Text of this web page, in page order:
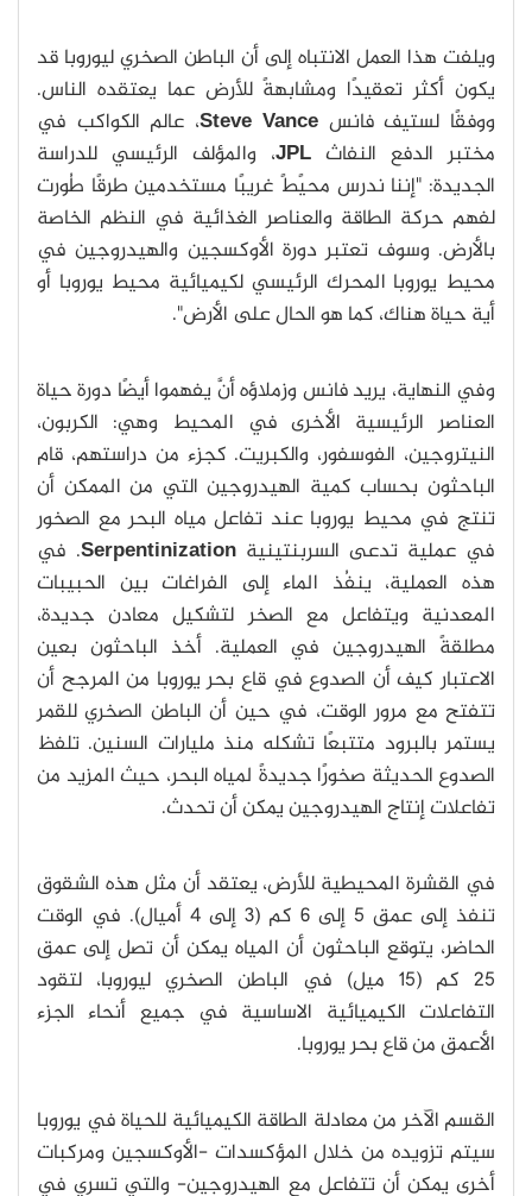
ويلفت هذا العمل الانتباه إلى أن الباطن الصخري ليوروبا قد
يكون أكثر تعقيدًا ومشابهةً للأرض عما يعتقده الناس.
ووفقًا لستيف فانسSteve Vance، عالم الكواكب في
مختبر الدفع النفاث JPL، والمؤلف الرئيسي للدراسة
الجديدة: "إننا ندرس محيًطً غريبًا مستخدمين طرقًا طُورت
لفهم حركة الطاقة والعناصر الغذائية في النظم الخاصة
بالأرض. وسوف تعتبر دورة الأوكسجين والهيدروجين في
محيط يوروبا المحرك الرئيسي لكيميائية محيط يوروبا أو
أية حياة هناك، كما هو الحال على الأرض".
وفي النهاية، يريد فانس وزملاؤه أنَّ يفهموا أيضًا دورة حياة
العناصر الرئيسية الأخرى في المحيط وهي: الكربون،
النيتروجين، الفوسفور، والكبريت. كجزء من دراستهم، قام
الباحثون بحساب كمية الهيدروجين التي من الممكن أن
تنتج في محيط يوروبا عند تفاعل مياه البحر مع الصخور
في عملية تدعى السربنتينية Serpentinization. في
هذه العملية، ينفُذ الماء إلى الفراغات بين الحبيبات
المعدنية ويتفاعل مع الصخر لتشكيل معادن جديدة،
مطلقةً الهيدروجين في العملية. أخذ الباحثون بعين
الاعتبار كيف أن الصدوع في قاع بحر يوروبا من المرجح أن
تتفتح مع مرور الوقت، في حين أن الباطن الصخري للقمر
يستمر بالبرود متتبعًا تشكله منذ مليارات السنين. تلفظ
الصدوع الحديثة صخورًا جديدةً لمياه البحر، حيث المزيد من
تفاعلات إنتاج الهيدروجين يمكن أن تحدث.
في القشرة المحيطية للأرض، يعتقد أن مثل هذه الشقوق
تنفذ إلى عمق 5 إلى 6 كم (3 إلى 4 أميال). في الوقت
الحاضر، يتوقع الباحثون أن المياه يمكن أن تصل إلى عمق
25 كم (15 ميل) في الباطن الصخري ليوروبا، لتقود
التفاعلات الكيميائية الاساسية في جميع أنحاء الجزء
الأعمق من قاع بحر يوروبا.
القسم الآخر من معادلة الطاقة الكيميائية للحياة في يوروبا
سيتم تزويده من خلال المؤكسدات -الأوكسجين ومركبات
أخرى يمكن أن تتفاعل مع الهيدروجين- والتي تسري في